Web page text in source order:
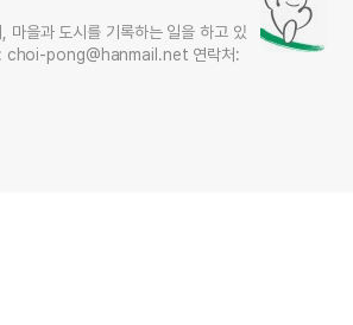
마을과 도시를 기록하는 일을 하고 있
: choi-pong@hanmail.net 연락처: